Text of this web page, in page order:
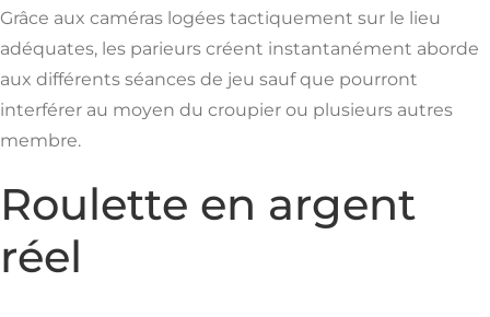
Grâce aux caméras logées tactiquement sur le lieu
adéquates, les parieurs créent instantanément aborde
aux différents séances de jeu sauf que pourront
interférer au moyen du croupier ou plusieurs autres
membre.
Roulette en argent
réel